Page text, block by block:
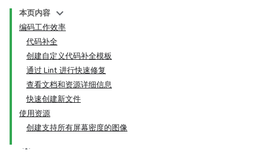
本页内容
编码工作效率
代码补全
创建自定义代码补全模板
通过 Lint 进行快速修复
查看文档和资源详细信息
快速创建新文件
使用资源
创建支持所有屏幕密度的图像